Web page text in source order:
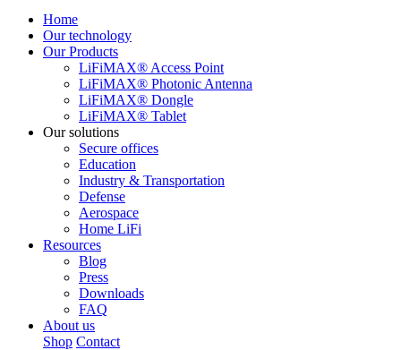
Home
Our technology
Our Products
LiFiMAX® Access Point
LiFiMAX® Photonic Antenna
LiFiMAX® Dongle
LiFiMAX® Tablet
Our solutions
Secure offices
Education
Industry & Transportation
Defense
Aerospace
Home LiFi
Resources
Blog
Press
Downloads
FAQ
About us
Shop Contact